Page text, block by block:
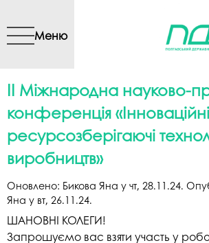
вмісту
Меню
ІІ Міжнародна науково-
конференція
ресурсозберігаючі
виробництв»
Оновлено: Бикова Яна у чт, 28.11.24.
Яна у вт, 26.11.24.
ШАНОВНІ КОЛЕГИ!
Запрошуємо вас взяти участь у